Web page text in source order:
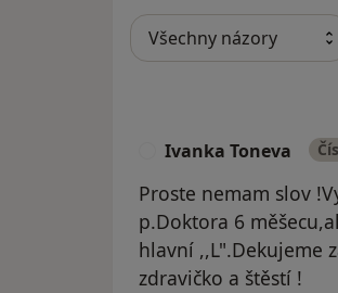
Ivanka Toneva
Proste nemam slov
p.Doktora 6
hlavní ,,L".Dekujeme
zdravičko a štěstí !